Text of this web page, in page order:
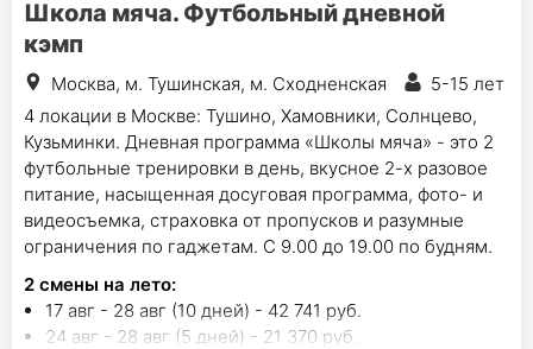
Школа мяча. Футбольный дневной
кэмп
Москва, м. Тушинская, м. Сходненская
5-15 лет
4 локации в Москве: Тушино, Хамовники, Солнцево,
Кузьминки. Дневная программа «Школы мяча» - это 2
футбольные тренировки в день, вкусное 2-х разовое
питание, насыщенная досуговая программа, фото- и
видеосъемка, страховка от пропусков и разумные
ограничения по гаджетам. С 9.00 до 19.00 по будням.
2 смены на лето:
17 авг - 28 авг (10 дней) - 42 741 руб.
24 авг - 28 авг (5 дней) - 21 370 руб.